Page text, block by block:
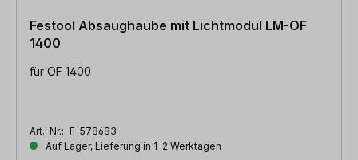
Festool Absaughaube mit Lichtmodul LM-OF
1400
für OF 1400
Art.-Nr.: F-578683
Auf Lager, Lieferung in 1-2 Werktagen